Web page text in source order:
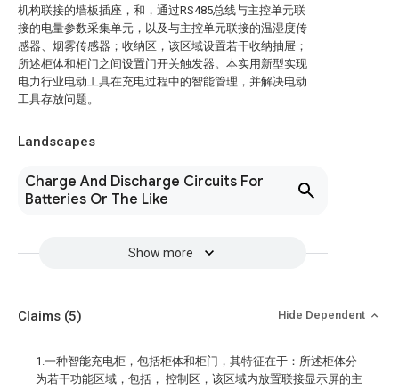
机构联接的墙板插座，和，通过RS485总线与主控单元联
接的电量参数采集单元，以及与主控单元联接的温湿度传
感器、烟雾传感器；收纳区，该区域设置若干收纳抽屉；
所述柜体和柜门之间设置门开关触发器。本实用新型实现
电力行业电动工具在充电过程中的智能管理，并解决电动
工具存放问题。
Landscapes
Charge And Discharge Circuits For
Batteries Or The Like
Show more
Claims (5) Hide Dependent
1.一种智能充电柜，包括柜体和柜门，其特征在于：所述柜体分
为若干功能区域，包括， 控制区，该区域内放置联接显示屏的主